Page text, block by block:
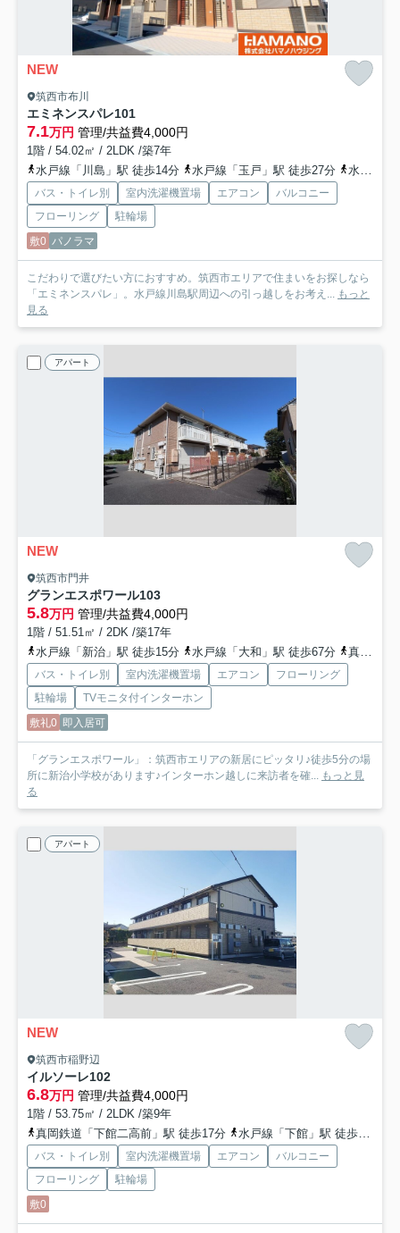
NEW
筑西市布川
エミネンスパレ101
7.1万円 管理/共益費4,000円
1階 / 54.02㎡ / 2LDK /築7年
水戸線「川島」駅 徒歩14分
水戸線「玉戸」駅 徒歩27分 水戸線「東結城」駅 徒歩44分
バス・トイレ別 室内洗濯機置場 エアコン
バルコニー
フローリング
駐輪場
敷0 パノラマ
こだわりで選びたい方におすすめ。筑西市エリアで住まいをお探しなら
「エミネンスパレ」。水戸線川島駅周辺への引っ越しをお考え...
もっと
見る
アパート
NEW
筑西市門井
グランエスポワール103
5.8万円 管理/共益費4,000円
1階 / 51.51㎡ / 2DK /築17年
水戸線「新治」駅 徒歩15分
水戸線「大和」駅 徒歩67分 真岡鉄道「折本」駅 徒歩78分
バス・トイレ別 室内洗濯機置場 エアコン
フローリング
駐輪場
TVモニタ付インターホン
敷礼0 即入居可
「グランエスポワール」：筑西市エリアの新居にピッタリ♪徒歩5分の場
所に新治小学校があります♪インターホン越しに来訪者を確...
もっと見
る
アパート
NEW
筑西市稲野辺
イルソーレ102
6.8万円 管理/共益費4,000円
1階 / 53.75㎡ / 2LDK /築9年
真岡鉄道「下館二高前」駅 徒歩17分
水戸線「下館」駅 徒歩20分
バス・トイレ別 室内洗濯機置場 エアコン
バルコニー
フローリング
駐輪場
敷0